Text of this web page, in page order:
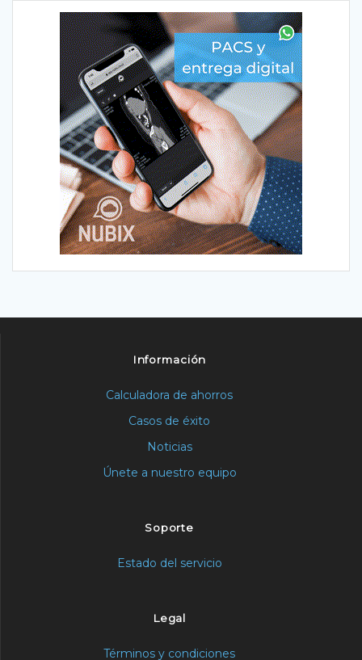
Información
Calculadora de ahorros
Casos de éxito
Noticias
Únete a nuestro equipo
Soporte
Estado del servicio
Legal
Términos y condiciones